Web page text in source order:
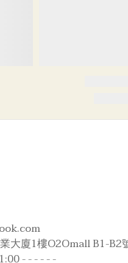
大廈1樓O2Omall B1-B2
- - - - - -